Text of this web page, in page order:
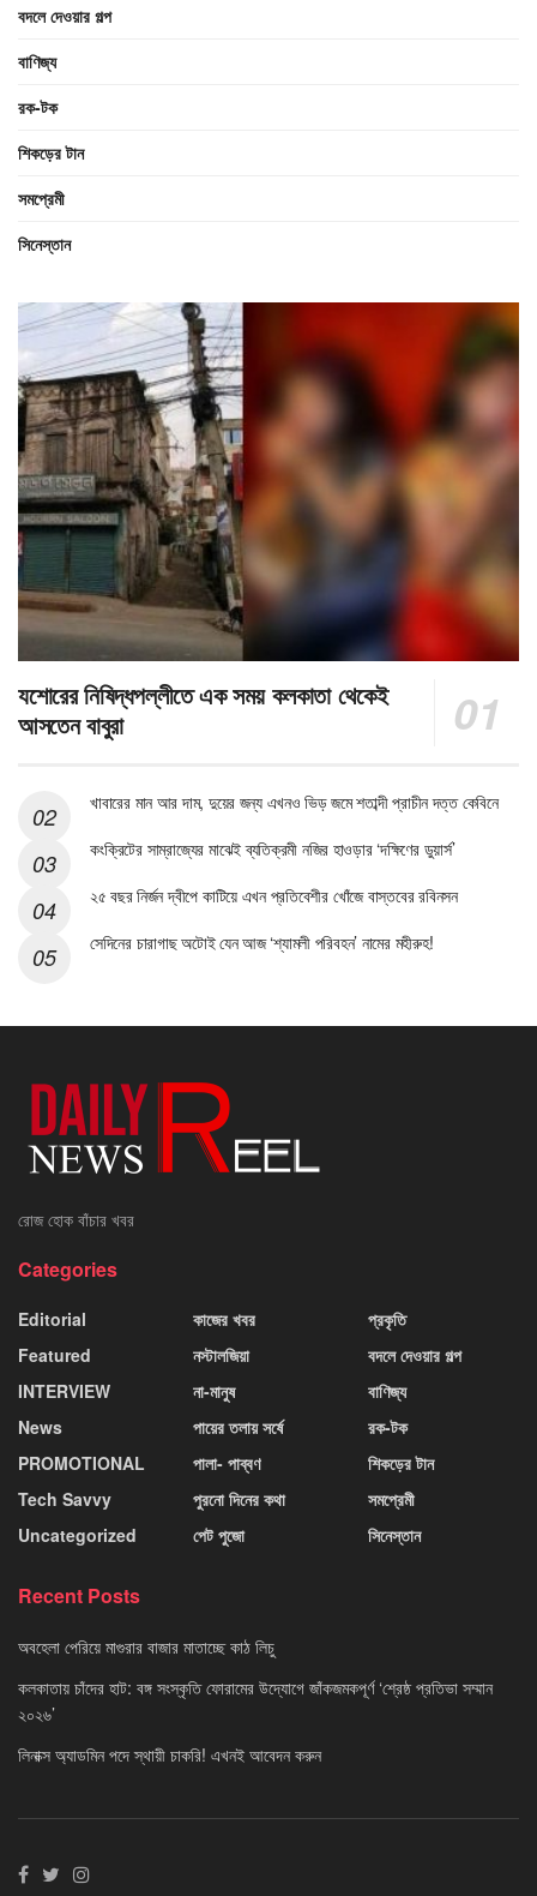
বদলে দেওয়ার গল্প
বাণিজ্য
রক-টক
শিকড়ের টান
সমপ্রেমী
সিনেস্তান
যশোরের নিষিদ্ধপল্লীতে এক সময় কলকাতা থেকেই
আসতেন বাবুরা
খাবারের মান আর দাম, দুয়ের জন্য এখনও ভিড় জমে শতাব্দী প্রাচীন দত্ত কেবিনে
কংক্রিটের সাম্রাজ্যের মাঝেই ব্যতিক্রমী নজির হাওড়ার ‘দক্ষিণের ডুয়ার্স’
২৫ বছর নির্জন দ্বীপে কাটিয়ে এখন প্রতিবেশীর খোঁজে বাস্তবের রবিনসন
সেদিনের চারাগাছ অটোই যেন আজ ‘শ্যামলী পরিবহন’ নামের মহীরুহ!
রোজ হোক বাঁচার খবর
Categories
Editorial
Featured
INTERVIEW
News
PROMOTIONAL
Tech Savvy
Uncategorized
কাজের খবর
নস্টালজিয়া
না-মানুষ
পায়ের তলায় সর্ষে
পালা- পাব্বণ
পুরনো দিনের কথা
পেট পুজো
প্রকৃতি
বদলে দেওয়ার গল্প
বাণিজ্য
রক-টক
শিকড়ের টান
সমপ্রেমী
সিনেস্তান
Recent Posts
অবহেলা পেরিয়ে মাগুরার বাজার মাতাচ্ছে কাঠ লিচু
কলকাতায় চাঁদের হাট: বঙ্গ সংস্কৃতি ফোরামের উদ্যোগে জাঁকজমকপূর্ণ ‘শ্রেষ্ঠ প্রতিভা সম্মান
২০২৬’
লিনাক্স অ্যাডমিন পদে স্থায়ী চাকরি! এখনই আবেদন করুন